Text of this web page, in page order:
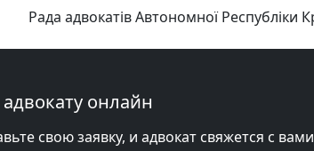
Рада адвокатів Автономної Республіки
онлайн
свою заявку, и адвокат свяжется с